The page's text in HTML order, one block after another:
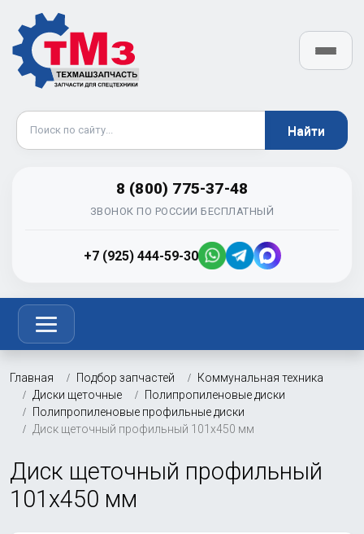
8 (800) 775-37-48
ЗВОНОК ПО РОССИИ БЕСПЛАТНЫЙ
+7 (925) 444-59-30
Главная Подбор запчастей
Коммунальная техника
Диски щеточные
Полипропиленовые диски
Полипропиленовые профильные диски
Диск щеточный профильный 101х450 мм
Диск щеточный профильный
101х450 мм